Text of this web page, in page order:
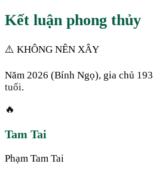
Kết luận phong thủy
⚠️ KHÔNG NÊN XÂY
Năm 2026 (Bính Ngọ), gia chủ
tuổi.
🔥
Tam Tai
Phạm Tam Tai